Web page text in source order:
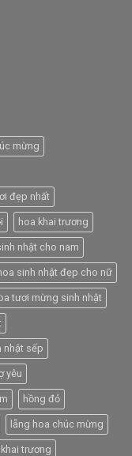
mừng
đẹp nhất
hoa khai trương
nhật cho nam
sinh nhật đẹp cho nữ
tươi mừng sinh nhật
nhật sếp
yêu
hồng đỏ
lẵng hoa chúc mừng
trương